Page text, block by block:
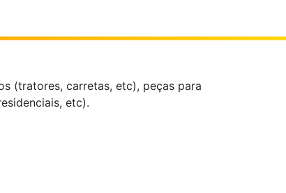
(tratores, carretas, etc), peças para
etc).